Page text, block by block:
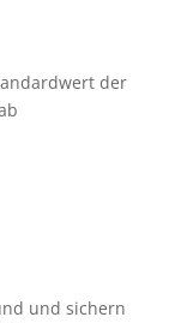
der
und sichern